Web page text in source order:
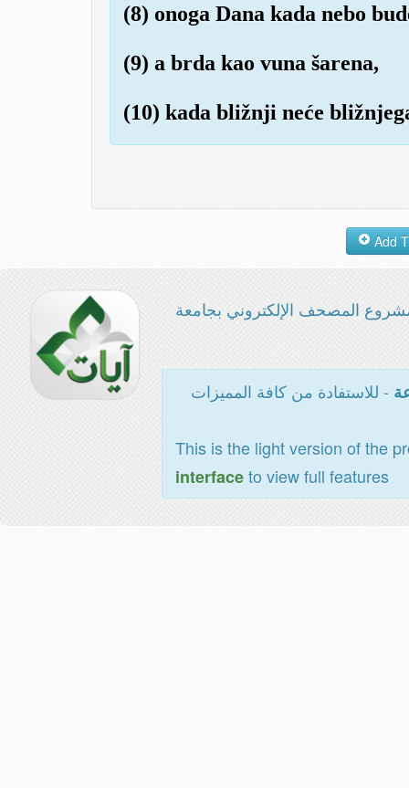
(8) onoga Dana kada nebo
(9) a brda kao vuna šarena,
(10) kada bližnji neće
المصحف الإلكتروني بجامعة
- للاستفادة من كافة المميزات
This is the light version of the
interfaceto view full features